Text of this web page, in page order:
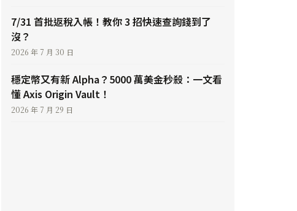
7/31 首批返稅入帳！教你 3 招快速查詢錢到了
沒？
2026 年 7 月 30 日
穩定幣又有新 Alpha？5000 萬美金秒殺：一文看
懂 Axis Origin Vault！
2026 年 7 月 29 日